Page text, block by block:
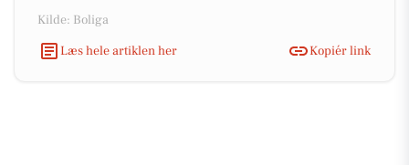
Kilde: Boliga
Læs hele artiklen her
Kopiér link